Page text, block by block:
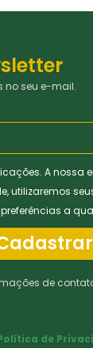
no seu e-mail.
A nossa
utilizaremos
a
de
de